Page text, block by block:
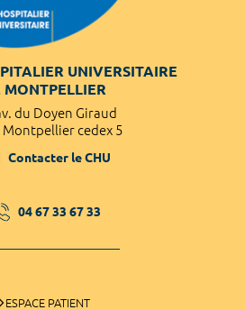
UNIVERSITAIRE
MONTPELLIER
du Doyen Giraud
Montpellier cedex 5
Contacter le CHU
04 67 33 67 33
ESPACE PATIENT